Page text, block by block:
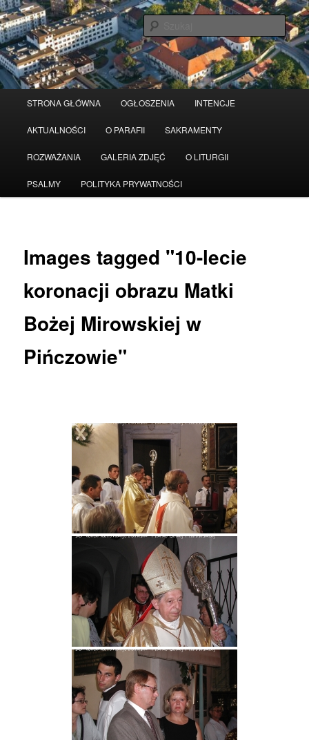
Przeskocz
do
tekstu
STRONA GŁÓWNA OGŁOSZENIA INTENCJE
AKTUALNOŚCI O PARAFII SAKRAMENTY
ROZWAŻANIA GALERIA ZDJĘĆ O LITURGII
PSALMY POLITYKA PRYWATNOŚCI
Images tagged "10-lecie
koronacji obrazu Matki
Bożej Mirowskiej w
Pińczowie"
Serwis wykorzystuje pliki Cookies Czytaj więcej odrzuć